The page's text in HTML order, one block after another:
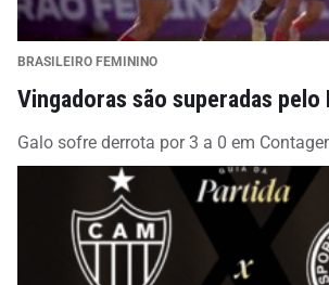
BRASILEIRO FEMININO
Vingadoras são superadas pelo
Galo sofre derrota por 3 a 0 em